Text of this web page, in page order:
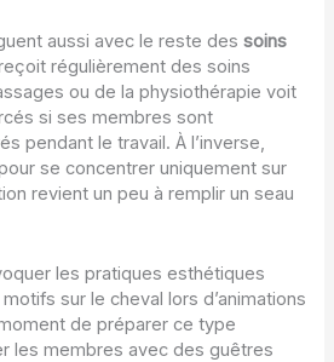
aussi avec le reste dessoins
régulièrement des soins
ou de la physiothérapie voit
si ses membres sont
pendant le travail. À l’inverse,
se concentrer uniquement sur
revient un peu à remplir un seau
les pratiques esthétiques
sur le cheval lors d’animations
de préparer ce type
les membres avec des guêtres